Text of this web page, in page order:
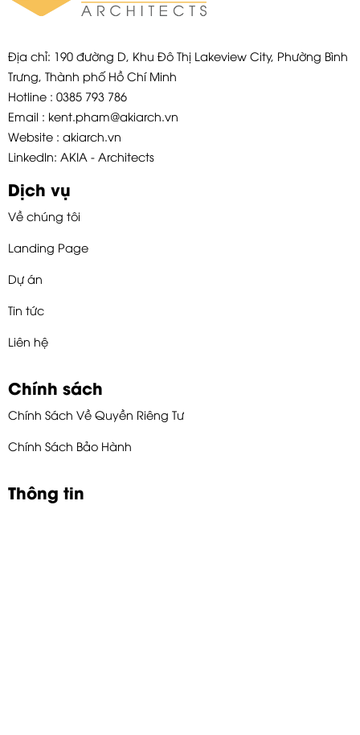
Địa chỉ: 190 đường D, Khu Đô Thị Lakeview City, Phường Bình
Trưng, Thành phố Hồ Chí Minh
Hotline : 0385 793 786
Email : kent.pham@akiarch.vn
Website : akiarch.vn
Linkedln: AKIA - Architects
Dịch vụ
Về chúng tôi
Landing Page
Dự án
Tin tức
Liên hệ
Chính sách
Chính Sách Về Quyền Riêng Tư
Chính Sách Bảo Hành
Thông tin